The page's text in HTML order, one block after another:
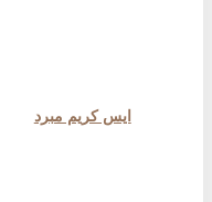
ايس كريم مبرد